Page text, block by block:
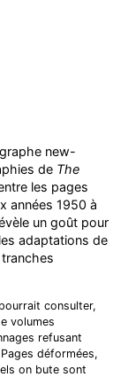
new-
de The
les pages
années 1950 à
un goût pour
adaptations de
consulter,
volumes
refusant
déformées,
on bute sont